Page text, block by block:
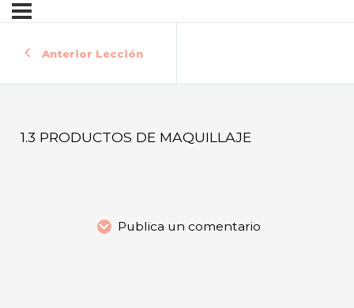
Anterior Lección
1.3 PRODUCTOS DE MAQUILLAJE
Publica un comentario